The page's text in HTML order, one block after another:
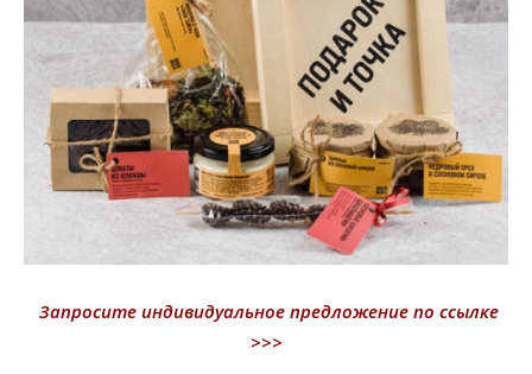
Запросите индивидуальное предложение по ссылке
>>>